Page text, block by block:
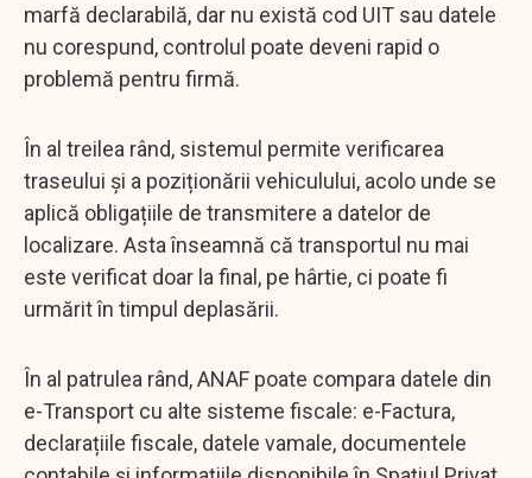
marfă declarabilă, dar nu există cod UIT sau datele
nu corespund, controlul poate deveni rapid o
problemă pentru firmă.
În al treilea rând, sistemul permite verificarea
traseului și a poziționării vehiculului, acolo unde se
aplică obligațiile de transmitere a datelor de
localizare. Asta înseamnă că transportul nu mai
este verificat doar la final, pe hârtie, ci poate fi
urmărit în timpul deplasării.
În al patrulea rând, ANAF poate compara datele din
e-Transport cu alte sisteme fiscale: e-Factura,
declarațiile fiscale, datele vamale, documentele